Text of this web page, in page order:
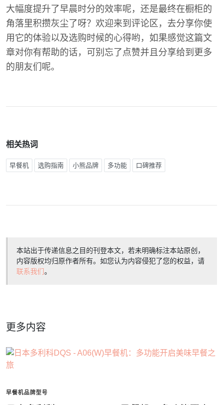
大幅度提升了早晨时分的效率呢，还是最终在橱柜的
角落里积攒灰尘了呀？欢迎来到评论区，去分享你使
用它的体验以及选购时候的心得哟，如果感觉这篇文
章对你有帮助的话，可别忘了点赞并且分享给到更多
的朋友们呢。
相关热词
早餐机 选购指南 小熊品牌 多功能 口碑推荐
本站出于传递信息之目的刊登本文，若未明确标注本站原创，
内容版权均归原作者所有。如您认为内容侵犯了您的权益，请
联系我们。
更多内容
早餐机品牌型号